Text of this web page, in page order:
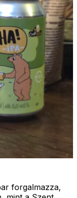
forgalmazza,